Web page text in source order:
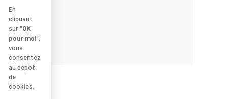
En
cliquant
sur "OK
pour moi",
vous
consentez
au dépôt
de
cookies.